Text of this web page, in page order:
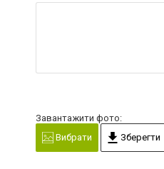
Завантажити фото:
Вибрати
Зберегти